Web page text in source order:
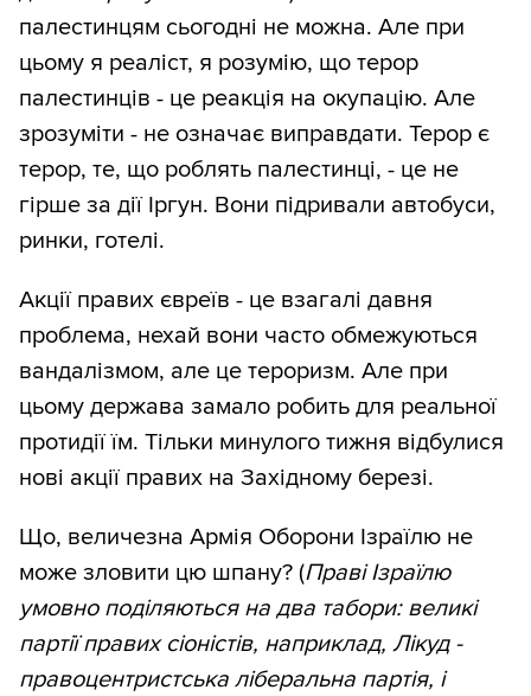
палестинцям сьогодні не можна. Але при
цьому я реаліст, я розумію, що терор
палестинців - це реакція на окупацію. Але
зрозуміти - не означає виправдати. Терор є
терор, те, що роблять палестинці, - це не
гірше за дії Іргун. Вони підривали автобуси,
ринки, готелі.
Акції правих євреїв - це взагалі давня
проблема, нехай вони часто обмежуються
вандалізмом, але це тероризм. Але при
цьому держава замало робить для реальної
протидії їм. Тільки минулого тижня відбулися
нові акції правих на Західному березі.
Що, величезна Армія Оборони Ізраїлю не
може зловити цю шпану? (Праві Ізраїлю
умовно поділяються на два табори: великі
партії правих сіоністів, наприклад, Лікуд -
правоцентристська ліберальна партія, і